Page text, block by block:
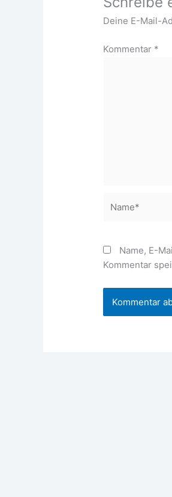
Deine E-Mail-
Kommentar *
Name, E-
Kommentar